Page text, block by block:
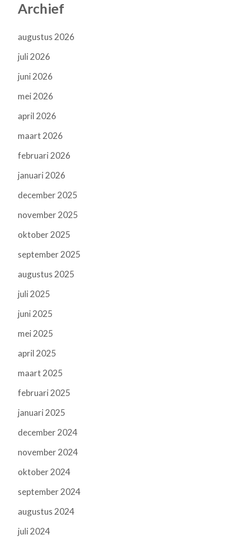
Archief
augustus 2026
juli 2026
juni 2026
mei 2026
april 2026
maart 2026
februari 2026
januari 2026
december 2025
november 2025
oktober 2025
september 2025
augustus 2025
juli 2025
juni 2025
mei 2025
april 2025
maart 2025
februari 2025
januari 2025
december 2024
november 2024
oktober 2024
september 2024
augustus 2024
juli 2024